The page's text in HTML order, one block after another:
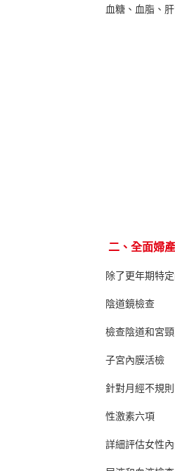
血糖、血脂、肝
二、全面婦產
除了更年期特定
陰道鏡檢查
檢查陰道和宮頸
子宮內膜活檢
針對月經不規則
性激素六項
詳細評估女性內